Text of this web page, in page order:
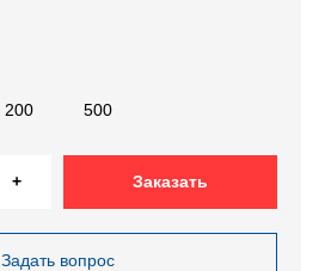
200 500
+ Заказать
Задать вопрос